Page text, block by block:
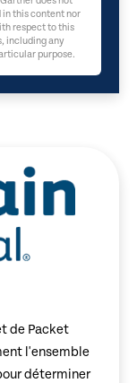
in this content nor
respect to this
including any
purpose.
de Packet
l'ensemble
déterminer